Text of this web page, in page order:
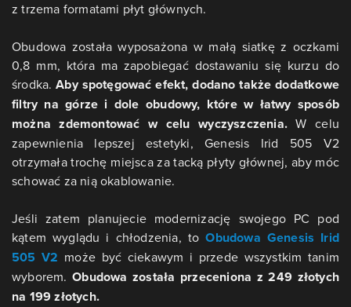
z trzema formatami płyt głównych.
Obudowa została wyposażona w małą siatkę z oczkami
0,8 mm, która ma zapobiegać dostawaniu się kurzu do
środka.Aby spotęgować efekt, dodano także dodatkowe
filtry na górze i dole obudowy, które w łatwy sposób
można zdemontować w celu wyczyszczenia. W celu
zapewnienia lepszej estetyki, Genesis Irid 505 V2
otrzymała trochę miejsca za tacką płyty głównej, aby móc
schować za nią okablowanie.
Jeśli zatem planujecie modernizację swojego PC pod
kątem wyglądu i chłodzenia, toObudowa Genesis Irid
505 V2 może być ciekawym i przede wszystkim tanim
wyborem.Obudowa została przeceniona z 249 złotych
na 199 złotych.